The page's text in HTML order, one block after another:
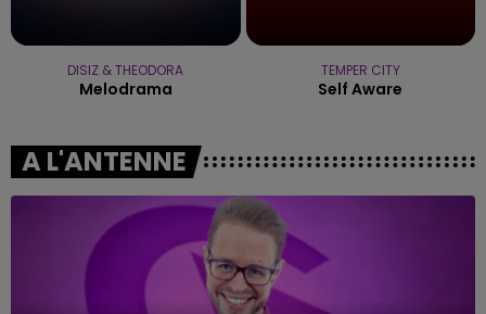
DISIZ & THEODORA
Melodrama
TEMPER CITY
Self Aware
A L'ANTENNE